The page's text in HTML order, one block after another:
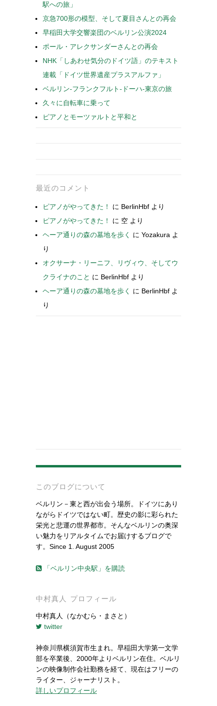
駅への旅」
京急700形の模型、そして夏目さんとの再会
早稲田大学交響楽団のベルリン公演2024
ポール・アレクサンダーさんとの再会
NHK「しあわせ気分のドイツ語」のテキスト
連載「ドイツ世界遺産プラスアルファ」
ベルリン-フランクフルト-ドーハ-東京の旅
久々に自転車に乗って
ピアノとモーツァルトと平和と
最近のコメント
ピアノがやってきた！ に BerlinHbf より
ピアノがやってきた！
に 空 より
ヘーア通りの森の墓地を歩く
に Yozakura よ
り
オクサーナ・リーニフ、リヴィウ、そしてウ
クライナのこと に BerlinHbf より
ヘーア通りの森の墓地を歩く
に BerlinHbf よ
り
-
このブログについて
ベルリン－東と西が出会う場所。ドイツにあり
ながらドイツではない町。歴史の影に彩られた
栄光と悲運の世界都市。そんなベルリンの奥深
い魅力をリアルタイムでお届けするブログで
す。Since 1. August 2005
「ベルリン中央駅」を購読
中村真人 プロフィール
中村真人（なかむら・まさと）
twitter
神奈川県横須賀市生まれ。早稲田大学第一文学
部を卒業後、2000年よりベルリン在住。ベルリ
ンの映像制作会社勤務を経て、現在はフリーの
ライター、ジャーナリスト。
詳しいプロフィール